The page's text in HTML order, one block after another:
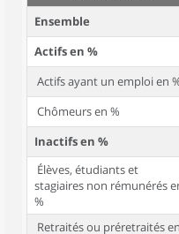
Ensemble
Actifs en %
Actifs ayant un emploi en
Chômeurs en %
Inactifs en %
Élèves, étudiants et
stagiaires non rémunérés
%
Retraités ou préretraités en